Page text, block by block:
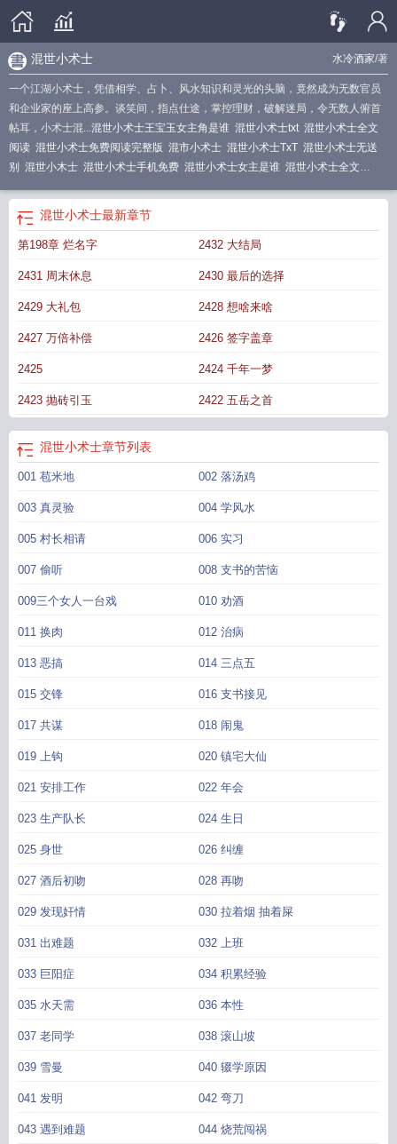
水冷酒家/著
混世小术士
一个江湖小术士，凭借相学、占卜、风水知识和灵光的头脑，竟然成为无数官员
和企业家的座上高参。谈笑间，指点仕途，掌控理财，破解迷局，令无数人俯首
帖耳，小术士混...混世小术士王宝玉女主角是谁 混世小术士txt 混世小术士全文
阅读 混世小术士免费阅读完整版 混市小术士 混世小术士TxT 混世小术士无送
别 混世小木士 混世小术士手机免费 混世小术士女主是谁 混世小术士全文
混世小术士笔趣阁 混世小术士女主
世小术士全文阅读无弹窗
情介绍电视猫混世小术士 在线阅读 混世小贼全文阅读
非香全文阅读笔趣阁
混世小术士林妙妙最新章节更新时
间混世小术士全集免费观看 混世小术士听书在线听混世小魔头是什么意思
民混世小魔头百度百科人物介绍 混世小子免费阅读混世小术士水冷酒家最新章
节更新免费阅读
混世小术士txt八零电子书混世小术士水冷酒家
部曲免费观看 混世小术士林妙妙 混世小术士王宝玉最新章节列表
科混世小术士免费阅读混世小术士免费观看混世小术士王宝玉免费阅读
混世小术士最新章节
第198章 烂名字 2432 大结局
2431 周末休息 2430 最后的选择
2429 大礼包 2428 想啥来啥
2427 万倍补偿 2426 签字盖章
2425 2424 千年一梦
2423 抛砖引玉 2422 五岳之首
混世小术士章节列表
001 苞米地 002 落汤鸡
003 真灵验 004 学风水
005 村长相请 006 实习
007 偷听 008 支书的苦恼
009三个女人一台戏 010 劝酒
011 换肉 012 治病
013 恶搞 014 三点五
015 交锋 016 支书接见
017 共谋 018 闹鬼
019 上钩 020 镇宅大仙
021 安排工作 022 年会
023 生产队长 024 生日
025 身世 026 纠缠
027 酒后初吻 028 再吻
029 发现奸情 030 拉着烟 抽着屎
031 出难题 032 上班
033 巨阳症 034 积累经验
035 水天需 036 本性
037 老同学 038 滚山坡
039 雪曼 040 辍学原因
041 发明 042 弯刀
043 遇到难题 044 烧荒闯祸